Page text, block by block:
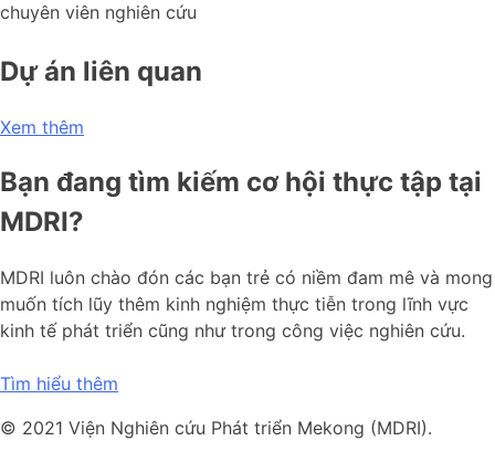
chuyên viên nghiên cứu
Dự án liên quan
Xem thêm
Bạn đang tìm kiếm cơ hội thực tập tại
MDRI?
MDRI luôn chào đón các bạn trẻ có niềm đam mê và mong
muốn tích lũy thêm kinh nghiệm thực tiễn trong lĩnh vực
kinh tế phát triển cũng như trong công việc nghiên cứu.
Tìm hiểu thêm
© 2021 Viện Nghiên cứu Phát triển Mekong (MDRI).